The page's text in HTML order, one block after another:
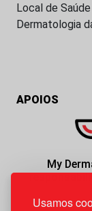
Usamos
Local de
Dermatologia
APOIOS
My